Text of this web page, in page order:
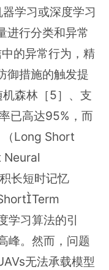
学习或深度学习
进行分类和异常
的异常行为，精
御措施的触发提
森林［5］、支
已高达95%，而
（Long Short
Neural
长短时记忆
学习算法的引
峰。然而，问题
无法承载模型